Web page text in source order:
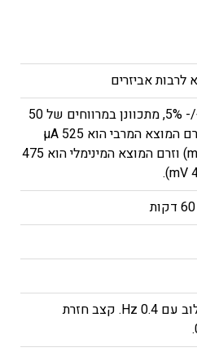
0 עד 500 מיקרואמפר (µA), +/- 5%, מתכוונן במרווחים של 50
µA. כאשר העומס הוא 1KΩ, זרם המוצא המרבי הוא 525 µA
(משרעת צורת הגל היא 525 mV) וזרם המוצא המינימלי הוא 475
0.5 Hz (פולסים לשנייה) בשילוב עם 0.4 Hz. קצב חזרת